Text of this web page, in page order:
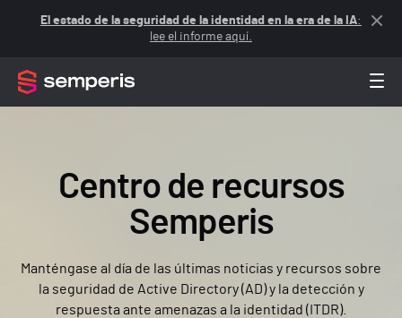
El estado de la seguridad de la identidad en la era de la IA:
lee el informe aquí.
Centro de recursos
Semperis
Manténgase al día de las últimas noticias y recursos sobre
la seguridad de Active Directory (AD) y la detección y
respuesta ante amenazas a la identidad (ITDR).